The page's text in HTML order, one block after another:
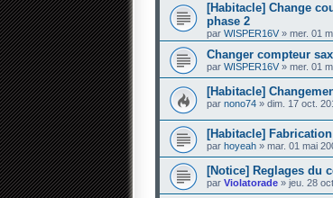
[Habitacle] Change
phase 2
par WISPER16V » mer. 01
Changer compteur
par WISPER16V » mer. 01
[Habitacle]
par nono74 » dim. 17 oct.
[Habitacle]
par hoyeah » mar. 01 mai
[Notice] Reglages du
par Violatorade » jeu. 28